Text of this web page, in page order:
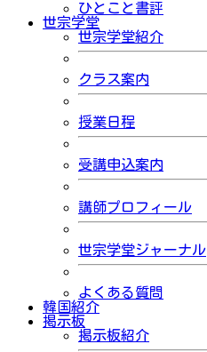
ひとこと書評
世宗学堂
世宗学堂紹介
クラス案内
授業日程
受講申込案内
講師プロフィール
世宗学堂ジャーナル
よくある質問
韓国紹介
掲示板
掲示板紹介